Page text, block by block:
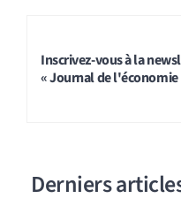
Inscrivez-vous à la
« Journal de l'économie
Derniers